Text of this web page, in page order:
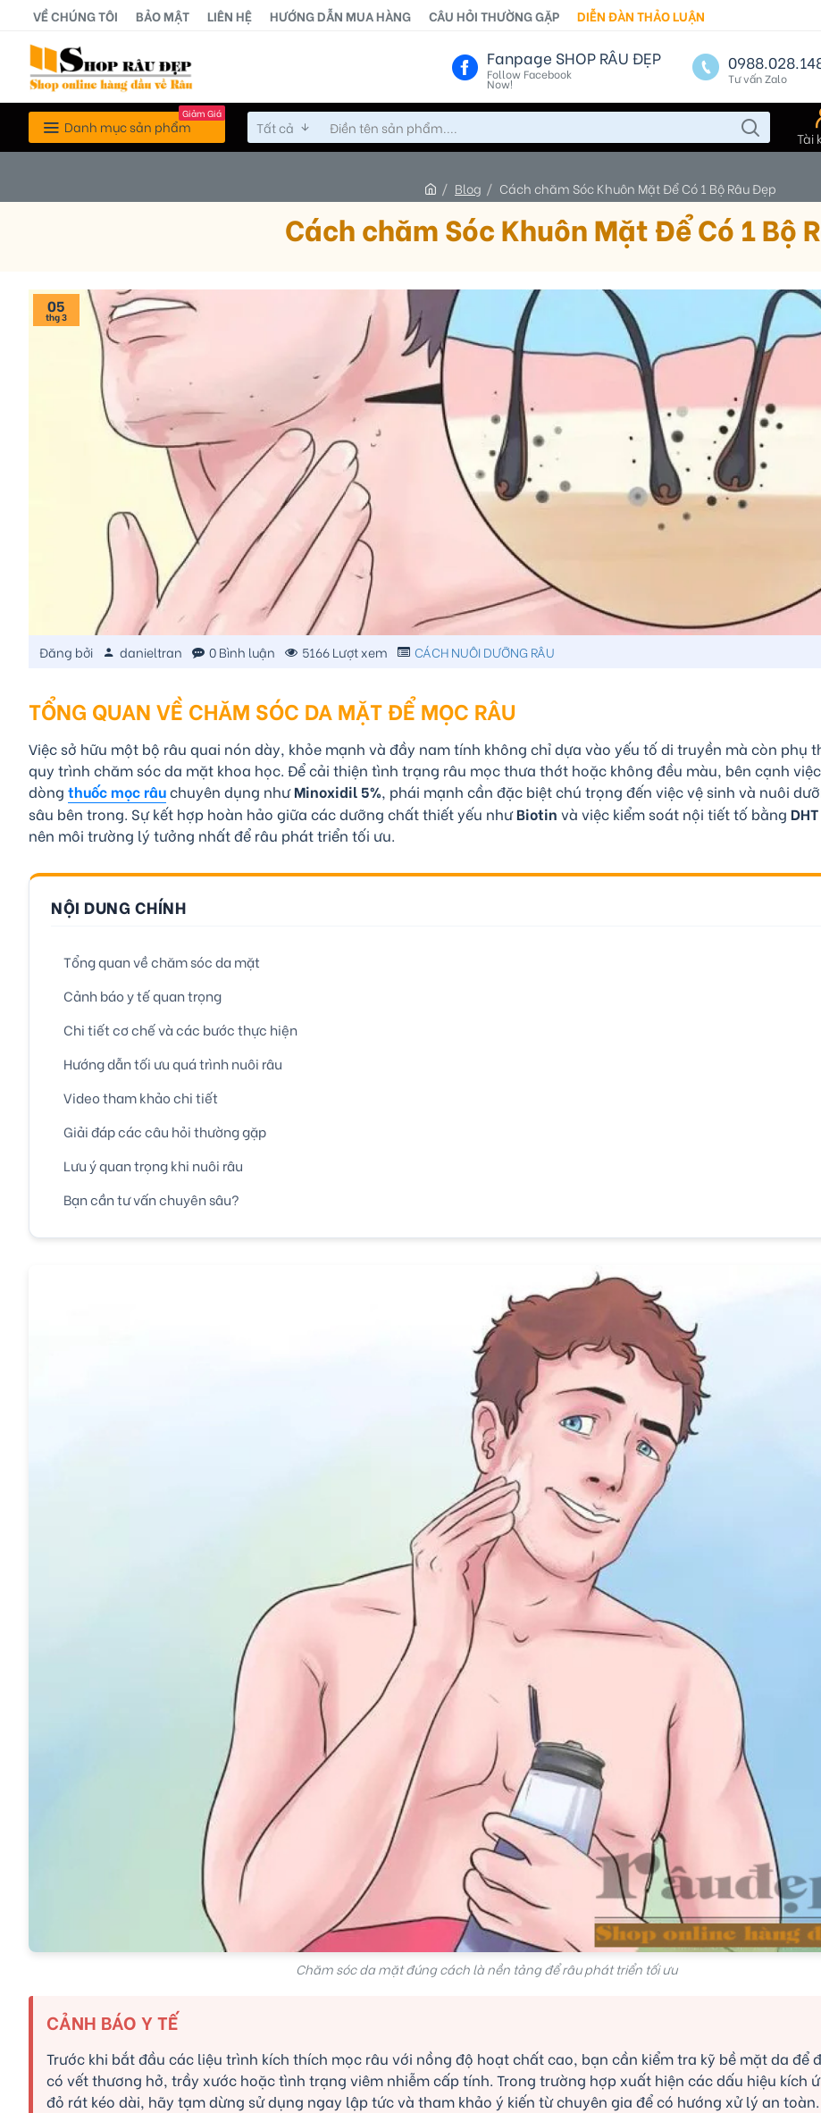
VỀ CHÚNG TÔI BẢO MẬT LIÊN HỆ HƯỚNG DẪN MUA HÀNG CÂU HỎI THƯỜNG GẶP DIỄN ĐÀN THẢO LUẬN
Fanpage SHOP RÂU ĐẸP
Follow Facebook
Now! Tư vấn Zalo
Danh mục sản phẩm
Giảm Giá
Tất cả
Tài
Blog Cách chăm Sóc Khuôn Mặt Để Có 1 Bộ Râu Đẹp
Cách chăm Sóc Khuôn Mặt Để Có 1 Bộ
05
thg 3
Đăng bởi danieltran 0 Bình luận 5166 Lượt xem CÁCH NUÔI DƯỠNG RÂU
TỔNG QUAN VỀ CHĂM SÓC DA MẶT ĐỂ MỌC RÂU
Việc sở hữu một bộ râu quai nón dày, khỏe mạnh và đầy nam tính không chỉ dựa vào yếu tố di truyền mà còn phụ
quy trình chăm sóc da mặt khoa học. Để cải thiện tình trạng râu mọc thưa thớt hoặc không đều màu, bên cạnh
dòng thuốc mọc râuchuyên dụng nhưMinoxidil 5%, phái mạnh cần đặc biệt chú trọng đến việc vệ sinh và nuôi
sâu bên trong. Sự kết hợp hoàn hảo giữa các dưỡng chất thiết yếu nhưBiotin và việc kiểm soát nội tiết tố bằng
nên môi trường lý tưởng nhất để râu phát triển tối ưu.
NỘI DUNG CHÍNH
Tổng quan về chăm sóc da mặt
Cảnh báo y tế quan trọng
Chi tiết cơ chế và các bước thực hiện
Hướng dẫn tối ưu quá trình nuôi râu
Video tham khảo chi tiết
Giải đáp các câu hỏi thường gặp
Lưu ý quan trọng khi nuôi râu
Bạn cần tư vấn chuyên sâu?
Chăm sóc da mặt đúng cách là nền tảng để râu phát triển tối ưu
CẢNH BÁO Y TẾ
Trước khi bắt đầu các liệu trình kích thích mọc râu với nồng độ hoạt chất cao, bạn cần kiểm tra kỹ bề mặt da để
có vết thương hở, trầy xước hoặc tình trạng viêm nhiễm cấp tính. Trong trường hợp xuất hiện các dấu hiệu kích
đỏ rát kéo dài, hãy tạm dừng sử dụng ngay lập tức và tham khảo ý kiến từ chuyên gia để có hướng xử lý an toàn.